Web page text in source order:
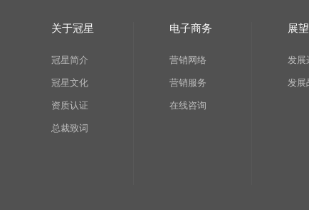
关于冠星
冠星简介
冠星文化
资质认证
总裁致词
电子商务
营销网络
营销服务
在线咨询
展
发展
发展